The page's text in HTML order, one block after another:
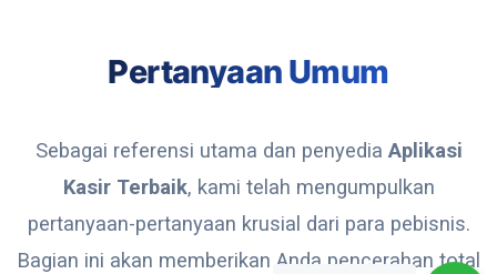
Pertanyaan Umum
Sebagai referensi utama dan penyedia Aplikasi
Kasir Terbaik, kami telah mengumpulkan
pertanyaan-pertanyaan krusial dari para pebisnis.
Bagian ini akan memberikan Anda pencerahan total